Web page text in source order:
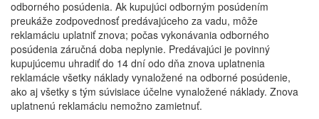
odborného posúdenia. Ak kupujúci odborným posúdením
preukáže zodpovednosť predávajúceho za vadu, môže
reklamáciu uplatniť znova; počas vykonávania odborného
posúdenia záručná doba neplynie. Predávajúci je povinný
kupujúcemu uhradiť do 14 dní odo dňa znova uplatnenia
reklamácie všetky náklady vynaložené na odborné posúdenie,
ako aj všetky s tým súvisiace účelne vynaložené náklady. Znova
uplatnenú reklamáciu nemožno zamietnuť.